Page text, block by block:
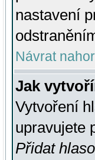
nastavení
Návrat
Jak
Vytvoření
upravujete
Přidat